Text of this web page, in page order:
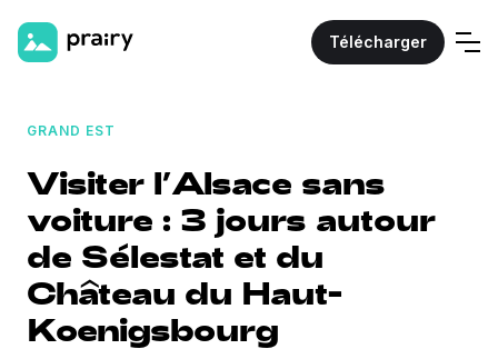
Télécharger
GRAND EST
Visiter l’Alsace sans
voiture : 3 jours autour
de Sélestat et du
Château du Haut-
Koenigsbourg